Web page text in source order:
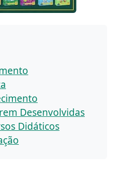
Desenvolvidas
Didáticos